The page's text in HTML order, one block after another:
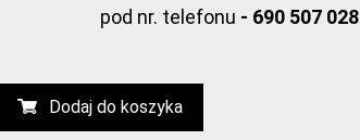
pod nr. telefonu - 690 507 028
Dodaj do koszyka